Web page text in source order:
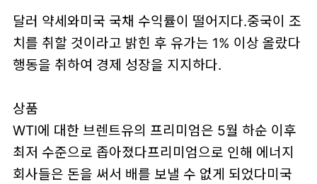
달러 약세와미국 국채 수익률이 떨어지다.중국이 조
치를 취할 것이라고 밝힌 후 유가는 1% 이상 올랐다
행동을 취하여 경제 성장을 지지하다.
상품
WTI에 대한 브렌트유의 프리미엄은 5월 하순 이후
최저 수준으로 좁아졌다프리미엄으로 인해 에너지
회사들은 돈을 써서 배를 보낼 수 없게 되었다미국